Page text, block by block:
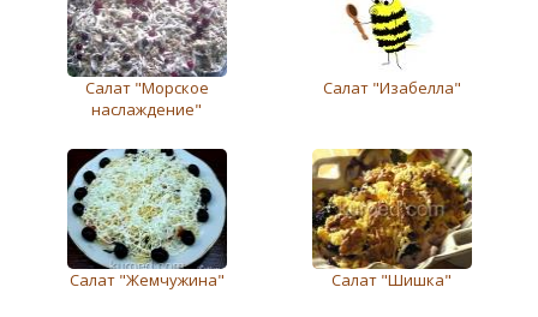
Салат "Морское
наслаждение"
Салат "Изабелла"
Салат "Жемчужина" Cалат "Шишка"